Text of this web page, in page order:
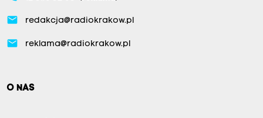
email redakcja@radiokrakow.pl
email reklama@radiokrakow.pl
O NAS